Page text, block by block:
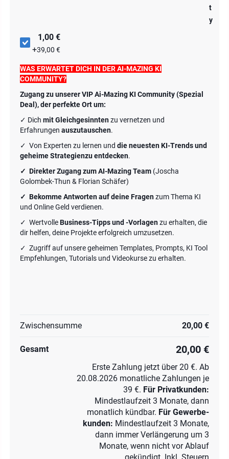
t
y
1,00 €
+39,00 €
WAS ERWARTET DICH IN DER AI-MAZING KI
COMMUNITY?
Zugang zu unserer VIP Ai-Mazing KI Community (Spezial
Deal), der perfekte Ort um:
✓ Dich mit Gleichgesinntenzu vernetzen und
Erfahrungen auszutauschen.
✓ Von Experten zu lernen und die neuesten KI-Trends und
geheime Strategienzu entdecken.
✓ Direkter Zugang zum AI-Mazing Team (Joscha
Golombek-Thun & Florian Schäfer)
✓ Bekomme Antworten auf deine Fragenzum Thema KI
und Online Geld verdienen.
✓ WertvolleBusiness-Tipps und -Vorlagenzu erhalten, die
dir helfen, deine Projekte erfolgreich umzusetzen.
✓ Zugriff auf unsere geheimen Templates, Prompts, KI Tool
Empfehlungen, Tutorials und Videokurse zu erhalten.
Zwischensumme 20,00 €
Gesamt 20,00 €
Erste Zahlung jetzt über 20 €. Ab
20.08.2026 monatliche Zahlungen je
39 €. Für Privatkunden:
Mindestlaufzeit 3 Monate, dann
monatlich kündbar. Für Gewerbe­
kunden: Mindestlaufzeit 3 Monate,
dann immer Verlängerung um 3
Monate, wenn nicht vor Ablauf